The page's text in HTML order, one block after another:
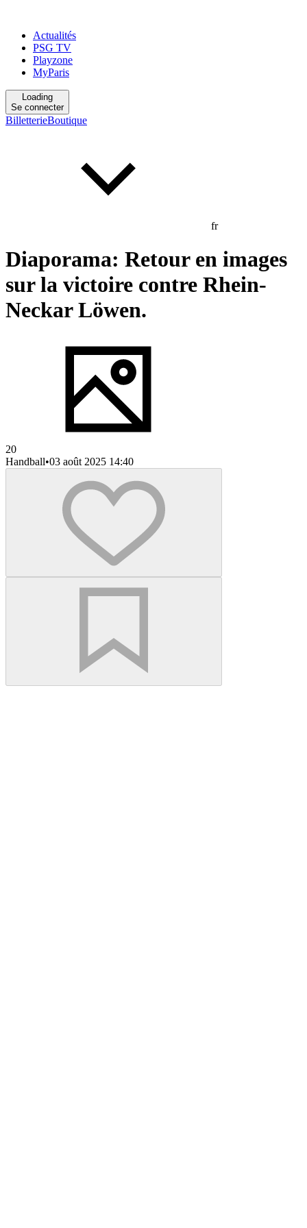
Actualités
PSG TV
Playzone
MyParis
Loading
Se connecter
BilletterieBoutique
fr
Diaporama: Retour en images
sur la victoire contre Rhein-
Neckar Löwen.
20
Handball•03 août 2025 14:40